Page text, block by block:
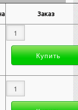
Заказ